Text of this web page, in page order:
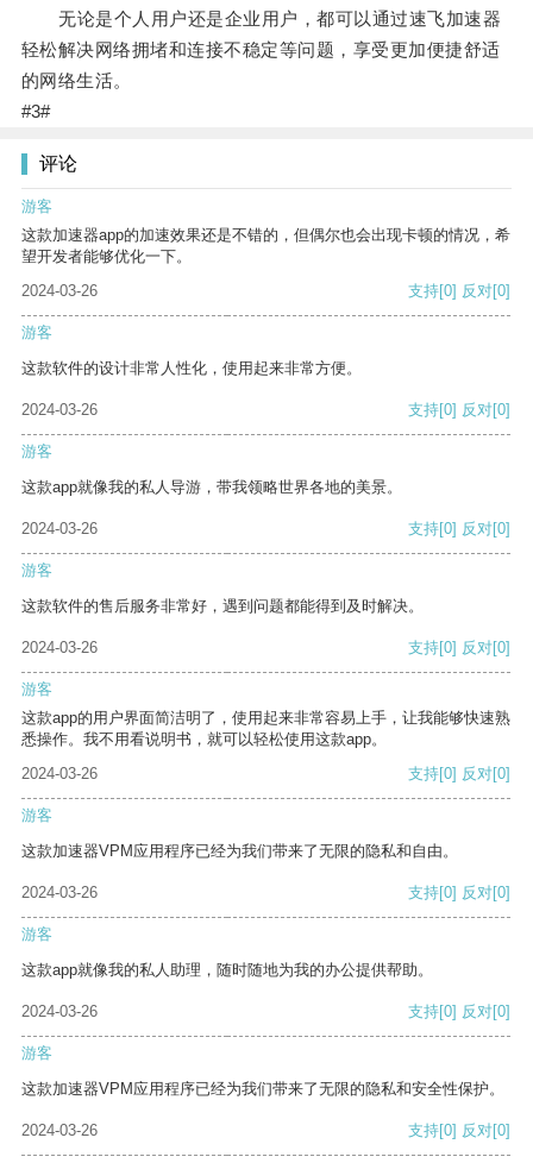
无论是个人用户还是企业用户，都可以通过速飞加速器
轻松解决网络拥堵和连接不稳定等问题，享受更加便捷舒适
的网络生活。
#3#
评论
游客
这款加速器app的加速效果还是不错的，但偶尔也会出现卡顿的情况，希
望开发者能够优化一下。
2024-03-26
支持[0] 反对[0]
游客
这款软件的设计非常人性化，使用起来非常方便。
2024-03-26 支持[0] 反对[0]
游客
这款app就像我的私人导游，带我领略世界各地的美景。
2024-03-26 支持[0] 反对[0]
游客
这款软件的售后服务非常好，遇到问题都能得到及时解决。
2024-03-26 支持[0] 反对[0]
游客
这款app的用户界面简洁明了，使用起来非常容易上手，让我能够快速熟
悉操作。我不用看说明书，就可以轻松使用这款app。
2024-03-26
支持[0] 反对[0]
游客
这款加速器VPM应用程序已经为我们带来了无限的隐私和自由。
2024-03-26 支持[0] 反对[0]
游客
这款app就像我的私人助理，随时随地为我的办公提供帮助。
2024-03-26 支持[0] 反对[0]
游客
这款加速器VPM应用程序已经为我们带来了无限的隐私和安全性保护。
2024-03-26 支持[0] 反对[0]